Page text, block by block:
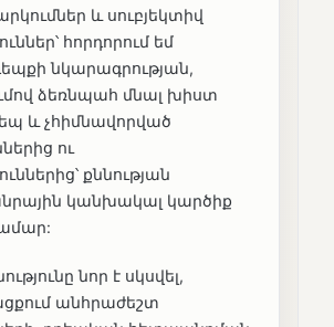
և սուբյեկտիվ
հորդորում եմ
նկարագրության,
ձեռնպահ մնալ խիստ
և չհիմնավորված
ու
քննության
կանխակալ կարծիք
նոր է սկսվել,
անհրաժեշտ